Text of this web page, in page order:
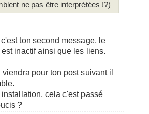
ne pas être interprétées !?)
ton second message, le
est inactif ainsi que les liens.
viendra pour ton post suivant il
installation, cela c'est passé
?